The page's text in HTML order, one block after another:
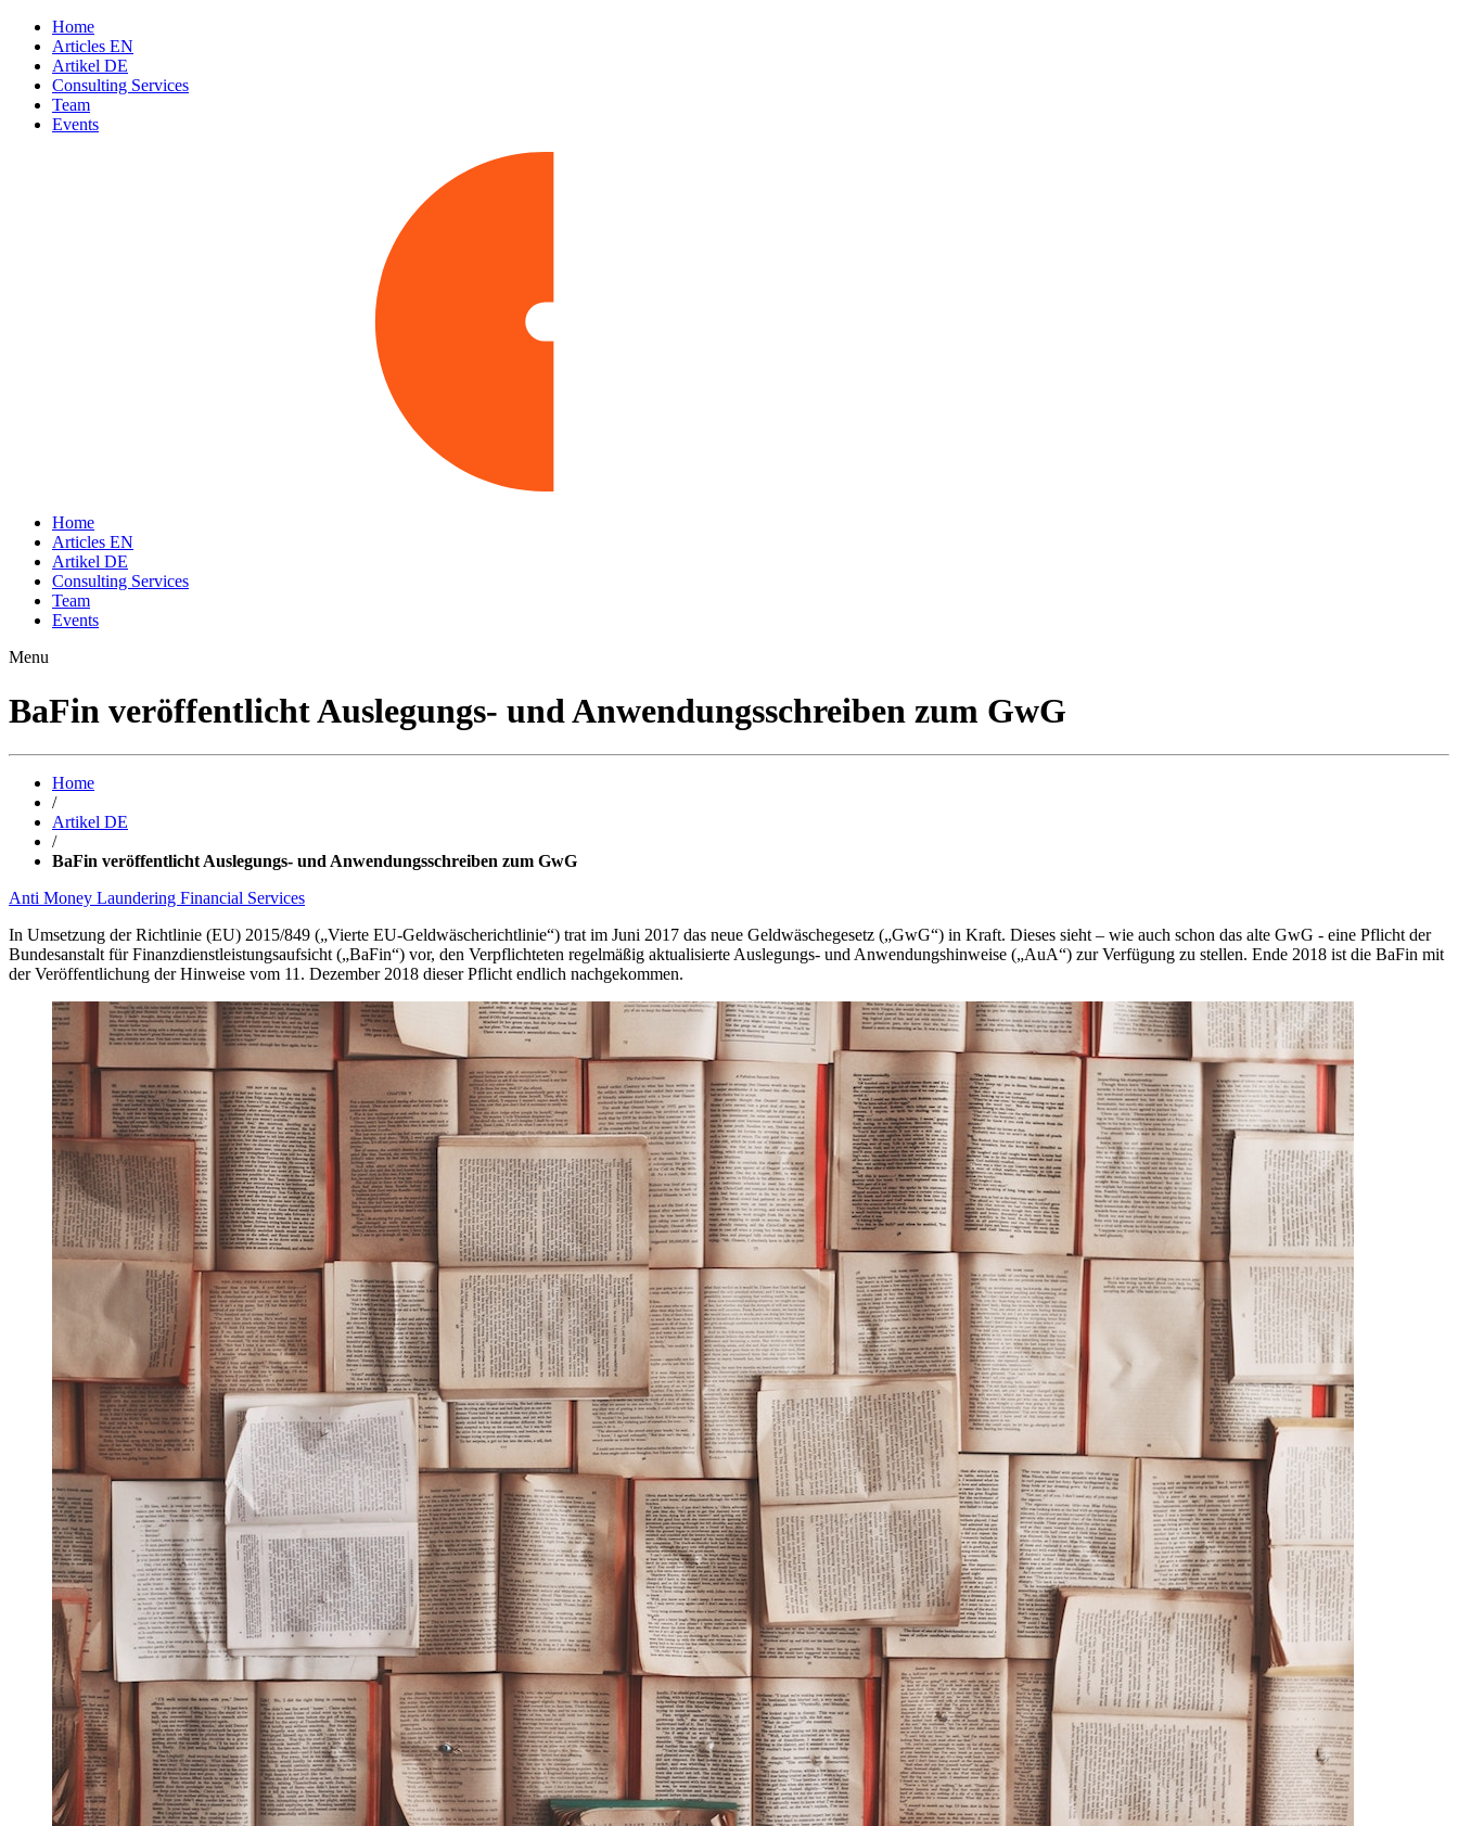
Home
Articles EN
Artikel DE
Consulting Services
Team
Events
Home
Articles EN
Artikel DE
Consulting Services
Team
Events
Menu
BaFin veröffentlicht Auslegungs- und Anwendungsschreiben zum GwG
Home
/
Artikel DE
/
BaFin veröffentlicht Auslegungs- und Anwendungsschreiben zum GwG
Anti Money Laundering Financial Services
In Umsetzung der Richtlinie (EU) 2015/849 („Vierte EU-Geldwäscherichtlinie“) trat im Juni 2017 das neue Geldwäschegesetz („GwG“) in Kraft. Dieses sieht – wie auch schon das alte GwG - eine Pflicht der
Bundesanstalt für Finanzdienstleistungsaufsicht („BaFin“) vor, den Verpflichteten regelmäßig aktualisierte Auslegungs- und Anwendungshinweise („AuA“) zur Verfügung zu stellen. Ende 2018 ist die BaFin mit
der Veröffentlichung der Hinweise vom 11. Dezember 2018 dieser Pflicht endlich nachgekommen.